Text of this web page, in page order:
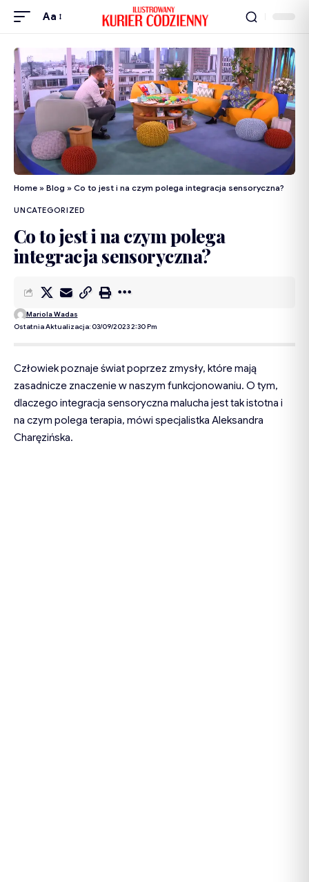
Aa
Home » Blog » Co to jest i na czym polega integracja sensoryczna?
UNCATEGORIZED
Co to jest i na czym polega
integracja sensoryczna?
Ostatnia Aktualizacja: 03/09/2023 2:30 Pm
Mariola Wadas
Człowiek poznaje świat poprzez zmysły, które mają
zasadnicze znaczenie w naszym funkcjonowaniu. O tym,
dlaczego integracja sensoryczna malucha jest tak istotna i
na czym polega terapia, mówi specjalistka Aleksandra
Charęzińska.